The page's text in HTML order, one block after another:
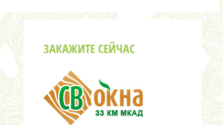
ЗАКАЖИТЕ СЕЙЧАС